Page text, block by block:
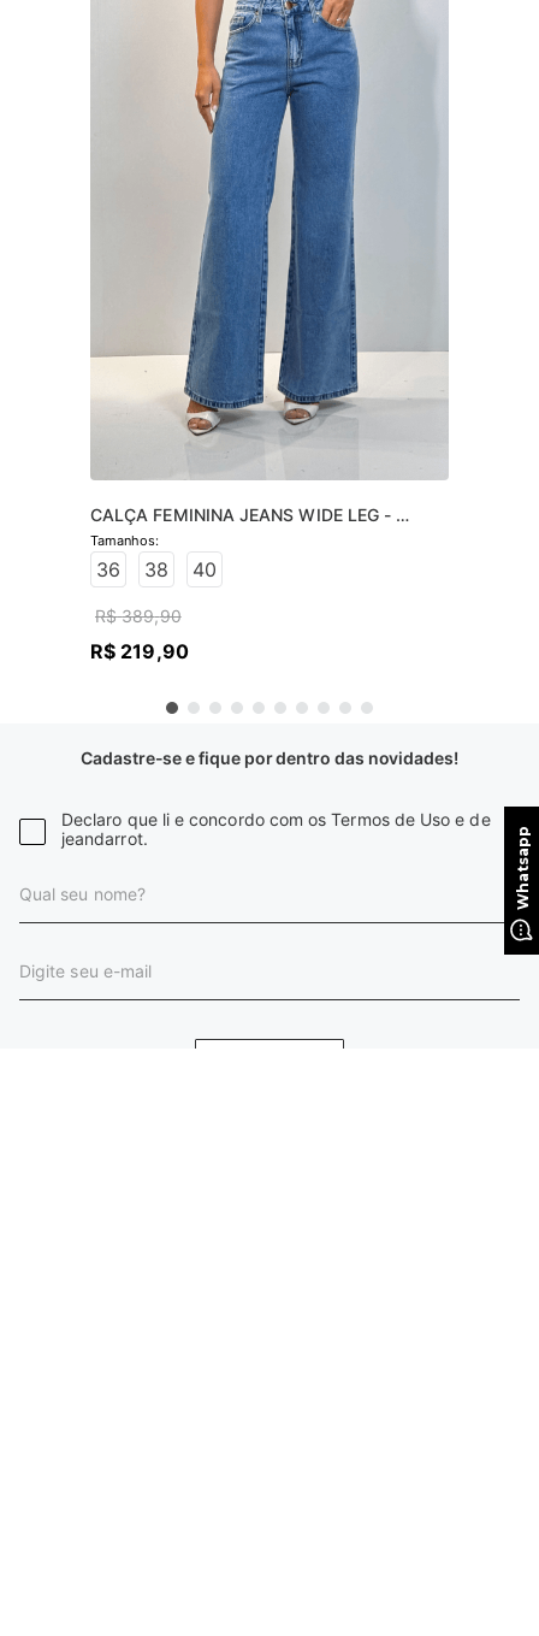
CALÇA FEMININA JEANS WIDE LEG -
JEANS CLARO
36 38 40
R$ 389,90
R$ 219,90
Cadastre-se e fique por dentro das novidades!
Declaro que li e concordo com os Termos de Uso e de
jeandarrot.